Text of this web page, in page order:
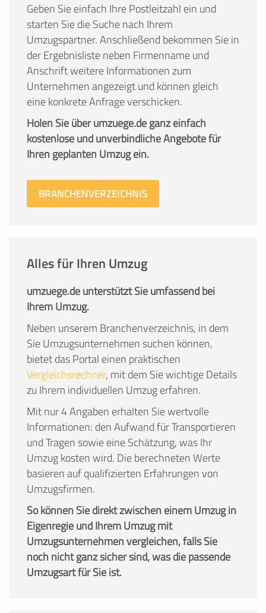
Geben Sie einfach Ihre Postleitzahl ein und
starten Sie die Suche nach Ihrem
Umzugspartner. Anschließend bekommen Sie in
der Ergebnisliste neben Firmenname und
Anschrift weitere Informationen zum
Unternehmen angezeigt und können gleich
eine konkrete Anfrage verschicken.
Holen Sie über umzuege.de ganz einfach
kostenlose und unverbindliche Angebote für
Ihren geplanten Umzug ein.
BRANCHENVERZEICHNIS
Alles für Ihren Umzug
umzuege.de unterstützt Sie umfassend bei
Ihrem Umzug.
Neben unserem Branchenverzeichnis, in dem
Sie Umzugsunternehmen suchen können,
bietet das Portal einen praktischen
Vergleichsrechner, mit dem Sie wichtige Details
zu Ihrem individuellen Umzug erfahren.
Mit nur 4 Angaben erhalten Sie wertvolle
Informationen: den Aufwand für Transportieren
und Tragen sowie eine Schätzung, was Ihr
Umzug kosten wird. Die berechneten Werte
basieren auf qualifizierten Erfahrungen von
Umzugsfirmen.
So können Sie direkt zwischen einem Umzug in
Eigenregie und Ihrem Umzug mit
Umzugsunternehmen vergleichen, falls Sie
noch nicht ganz sicher sind, was die passende
Umzugsart für Sie ist.